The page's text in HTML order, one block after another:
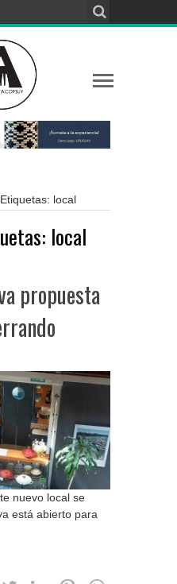
local
local
propuesta
nuevo local se
está abierto para